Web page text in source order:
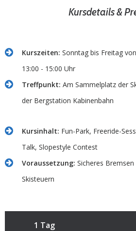
Kursdetails &
Kurszeiten: Sonntag bis Freitag
13:00 - 15:00 Uhr
Treffpunkt: Am Sammelplatz der
der Bergstation Kabinenbahn
Kursinhalt: Fun-Park, Freeride-
Talk, Slopestyle Contest
Voraussetzung: Sicheres
Skisteuern
1 Tag